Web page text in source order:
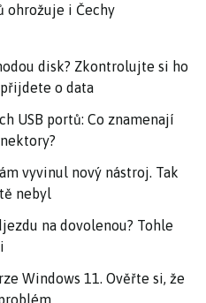
ohrožuje i Čechy
disk? Zkontrolujte si ho
o data
USB portů: Co znamenají
vyvinul nový nástroj. Tak
nebyl
na dovolenou? Tohle
Windows 11. Ověřte si, že